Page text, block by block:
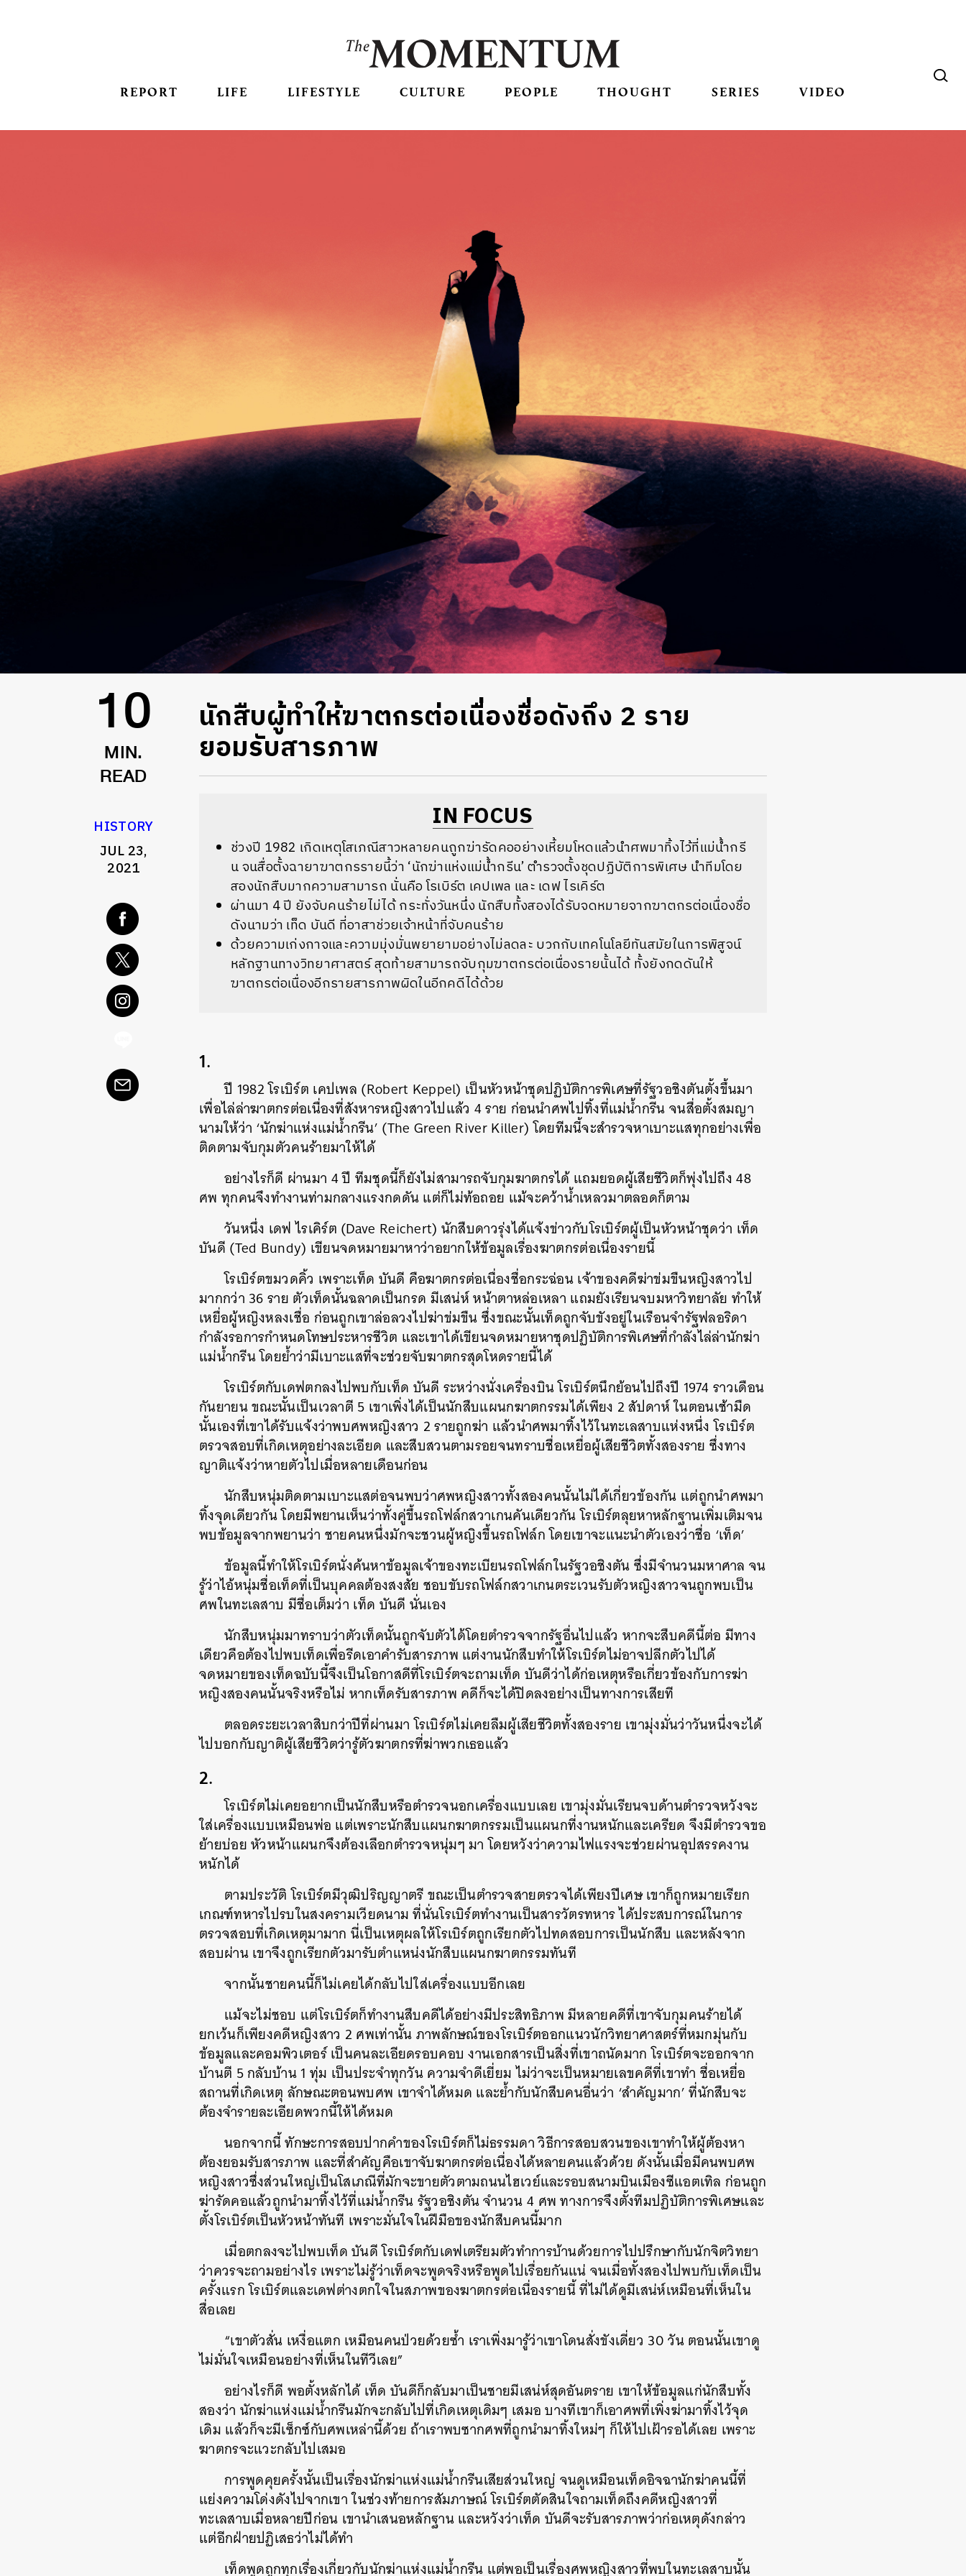
REPORT LIFE LIFESTYLE CULTURE PEOPLE THOUGHT SERIES VIDEO
10
MIN.
READ
HISTORY
JUL 23,
2021
นักสืบผู้ทำให้ฆาตกรต่อเนื่องชื่อดังถึง 2 ราย
ยอมรับสารภาพ
IN FOCUS
ช่วงปี 1982 เกิดเหตุโสเภณีสาวหลายคนถูกฆ่ารัดคออย่างเหี้ยมโหดแล้วนำศพมาทิ้งไว้ที่แม่น้ำกรี
น จนสื่อตั้งฉายาฆาตกรรายนี้ว่า ‘นักฆ่าแห่งแม่น้ำกรีน’ ตำรวจตั้งชุดปฏิบัติการพิเศษ นำทีมโดย
สองนักสืบมากความสามารถ นั่นคือ โรเบิร์ต เคปเพล และ เดฟ ไรเคิร์ต
ผ่านมา 4 ปี ยังจับคนร้ายไม่ได้ กระทั่งวันหนึ่ง นักสืบทั้งสองได้รับจดหมายจากฆาตกรต่อเนื่องชื่อ
ดังนามว่า เท็ด บันดี ที่อาสาช่วยเจ้าหน้าที่จับคนร้าย
ด้วยความเก่งกาจและความมุ่งมั่นพยายามอย่างไม่ลดละ บวกกับเทคโนโลยีทันสมัยในการพิสูจน์
หลักฐานทางวิทยาศาสตร์ สุดท้ายสามารถจับกุมฆาตกรต่อเนื่องรายนั้นได้ ทั้งยังกดดันให้
ฆาตกรต่อเนื่องอีกรายสารภาพผิดในอีกคดีได้ด้วย
1.
ปี 1982 โรเบิร์ต เคปเพล (Robert Keppel) เป็นหัวหน้าชุดปฏิบัติการพิเศษที่รัฐวอชิงตันตั้งขึ้นมา
เพื่อไล่ล่าฆาตกรต่อเนื่องที่สังหารหญิงสาวไปแล้ว 4 ราย ก่อนนำศพไปทิ้งที่แม่น้ำกรีน จนสื่อตั้งสมญา
นามให้ว่า ‘นักฆ่าแห่งแม่น้ำกรีน’ (The Green River Killer) โดยทีมนี้จะสำรวจหาเบาะแสทุกอย่างเพื่อ
ติดตามจับกุมตัวคนร้ายมาให้ได้
อย่างไรก็ดี ผ่านมา 4 ปี ทีมชุดนี้ก็ยังไม่สามารถจับกุมฆาตกรได้ แถมยอดผู้เสียชีวิตก็พุ่งไปถึง 48
ศพ ทุกคนจึงทำงานท่ามกลางแรงกดดัน แต่ก็ไม่ท้อถอย แม้จะคว้าน้ำเหลวมาตลอดก็ตาม
วันหนึ่ง เดฟ ไรเคิร์ต (Dave Reichert) นักสืบดาวรุ่งได้แจ้งข่าวกับโรเบิร์ตผู้เป็นหัวหน้าชุดว่า เท็ด
บันดี (Ted Bundy) เขียนจดหมายมาหาว่าอยากให้ข้อมูลเรื่องฆาตกรต่อเนื่องรายนี้
โรเบิร์ตขมวดคิ้ว เพราะเท็ด บันดี คือฆาตกรต่อเนื่องชื่อกระฉ่อน เจ้าของคดีฆ่าข่มขืนหญิงสาวไป
มากกว่า 36 ราย ตัวเท็ดนั้นฉลาดเป็นกรด มีเสน่ห์ หน้าตาหล่อเหลา แถมยังเรียนจบมหาวิทยาลัย ทำให้
เหยื่อผู้หญิงหลงเชื่อ ก่อนถูกเขาล่อลวงไปฆ่าข่มขืน ซึ่งขณะนั้นเท็ดถูกจับขังอยู่ในเรือนจำรัฐฟลอริดา
กำลังรอการกำหนดโทษประหารชีวิต และเขาได้เขียนจดหมายหาชุดปฏิบัติการพิเศษที่กำลังไล่ล่านักฆ่า
แม่น้ำกรีน โดยย้ำว่ามีเบาะแสที่จะช่วยจับฆาตกรสุดโหดรายนี้ได้
โรเบิร์ตกับเดฟตกลงไปพบกับเท็ด บันดี ระหว่างนั่งเครื่องบิน โรเบิร์ตนึกย้อนไปถึงปี 1974 ราวเดือน
กันยายน ขณะนั้นเป็นเวลาตี 5 เขาเพิ่งได้เป็นนักสืบแผนกฆาตกรรมได้เพียง 2 สัปดาห์ ในตอนเช้ามืด
นั้นเองที่เขาได้รับแจ้งว่าพบศพหญิงสาว 2 รายถูกฆ่า แล้วนำศพมาทิ้งไว้ในทะเลสาบแห่งหนึ่ง โรเบิร์ต
ตรวจสอบที่เกิดเหตุอย่างละเอียด และสืบสวนตามรอยจนทราบชื่อเหยื่อผู้เสียชีวิตทั้งสองราย ซึ่งทาง
ญาติแจ้งว่าหายตัวไปเมื่อหลายเดือนก่อน
นักสืบหนุ่มติดตามเบาะแสต่อจนพบว่าศพหญิงสาวทั้งสองคนนั้นไม่ได้เกี่ยวข้องกัน แต่ถูกนำศพมา
ทิ้งจุดเดียวกัน โดยมีพยานเห็นว่าทั้งคู่ขึ้นรถโฟล์กสวาเกนคันเดียวกัน โรเบิร์ตลุยหาหลักฐานเพิ่มเติมจน
พบข้อมูลจากพยานว่า ชายคนหนึ่งมักจะชวนผู้หญิงขึ้นรถโฟล์ก โดยเขาจะแนะนำตัวเองว่าชื่อ ‘เท็ด’
ข้อมูลนี้ทำให้โรเบิร์ตนั่งค้นหาข้อมูลเจ้าของทะเบียนรถโฟล์กในรัฐวอชิงตัน ซึ่งมีจำนวนมหาศาล จน
รู้ว่าไอ้หนุ่มชื่อเท็ดที่เป็นบุคคลต้องสงสัย ชอบขับรถโฟล์กสวาเกนตระเวนรับตัวหญิงสาวจนถูกพบเป็น
ศพในทะเลสาบ มีชื่อเต็มว่า เท็ด บันดี นั่นเอง
นักสืบหนุ่มมาทราบว่าตัวเท็ดนั้นถูกจับตัวได้โดยตำรวจจากรัฐอื่นไปแล้ว หากจะสืบคดีนี้ต่อ มีทาง
เดียวคือต้องไปพบเท็ดเพื่อรีดเอาคำรับสารภาพ แต่งานนักสืบทำให้โรเบิร์ตไม่อาจปลีกตัวไปได้
จดหมายของเท็ดฉบับนี้จึงเป็นโอกาสดีที่โรเบิร์ตจะถามเท็ด บันดีว่าได้ก่อเหตุหรือเกี่ยวข้องกับการฆ่า
หญิงสองคนนั้นจริงหรือไม่ หากเท็ดรับสารภาพ คดีก็จะได้ปิดลงอย่างเป็นทางการเสียที
ตลอดระยะเวลาสิบกว่าปีที่ผ่านมา โรเบิร์ตไม่เคยลืมผู้เสียชีวิตทั้งสองราย เขามุ่งมั่นว่าวันหนึ่งจะได้
ไปบอกกับญาติผู้เสียชีวิตว่ารู้ตัวฆาตกรที่ฆ่าพวกเธอแล้ว
2.
โรเบิร์ตไม่เคยอยากเป็นนักสืบหรือตำรวจนอกเครื่องแบบเลย เขามุ่งมั่นเรียนจบด้านตำรวจหวังจะ
ใส่เครื่องแบบเหมือนพ่อ แต่เพราะนักสืบแผนกฆาตกรรมเป็นแผนกที่งานหนักและเครียด จึงมีตำรวจขอ
ย้ายบ่อย หัวหน้าแผนกจึงต้องเลือกตำรวจหนุ่มๆ มา โดยหวังว่าความไฟแรงจะช่วยผ่านอุปสรรคงาน
หนักได้
ตามประวัติ โรเบิร์ตมีวุฒิปริญญาตรี ขณะเป็นตำรวจสายตรวจได้เพียงปีเศษ เขาก็ถูกหมายเรียก
เกณฑ์ทหารไปรบในสงครามเวียดนาม ที่นั่นโรเบิร์ตทำงานเป็นสารวัตรทหาร ได้ประสบการณ์ในการ
ตรวจสอบที่เกิดเหตุมามาก นี่เป็นเหตุผลให้โรเบิร์ตถูกเรียกตัวไปทดสอบการเป็นนักสืบ และหลังจาก
สอบผ่าน เขาจึงถูกเรียกตัวมารับตำแหน่งนักสืบแผนกฆาตกรรมทันที
จากนั้นชายคนนี้ก็ไม่เคยได้กลับไปใส่เครื่องแบบอีกเลย
แม้จะไม่ชอบ แต่โรเบิร์ตก็ทำงานสืบคดีได้อย่างมีประสิทธิภาพ มีหลายคดีที่เขาจับกุมคนร้ายได้
ยกเว้นก็เพียงคดีหญิงสาว 2 ศพเท่านั้น ภาพลักษณ์ของโรเบิร์ตออกแนวนักวิทยาศาสตร์ที่หมกมุ่นกับ
ข้อมูลและคอมพิวเตอร์ เป็นคนละเอียดรอบคอบ งานเอกสารเป็นสิ่งที่เขาถนัดมาก โรเบิร์ตจะออกจาก
บ้านตี 5 กลับบ้าน 1 ทุ่ม เป็นประจำทุกวัน ความจำดีเยี่ยม ไม่ว่าจะเป็นหมายเลขคดีที่เขาทำ ชื่อเหยื่อ
สถานที่เกิดเหตุ ลักษณะตอนพบศพ เขาจำได้หมด และย้ำกับนักสืบคนอื่นว่า ‘สำคัญมาก’ ที่นักสืบจะ
ต้องจำรายละเอียดพวกนี้ให้ได้หมด
นอกจากนี้ ทักษะการสอบปากคำของโรเบิร์ตก็ไม่ธรรมดา วิธีการสอบสวนของเขาทำให้ผู้ต้องหา
ต้องยอมรับสารภาพ และที่สำคัญคือเขาจับฆาตกรต่อเนื่องได้หลายคนแล้วด้วย ดังนั้นเมื่อมีคนพบศพ
หญิงสาวซึ่งส่วนใหญ่เป็นโสเภณีที่มักจะขายตัวตามถนนไฮเวย์และรอบสนามบินเมืองซีแอตเทิล ก่อนถูก
ฆ่ารัดคอแล้วถูกนำมาทิ้งไว้ที่แม่น้ำกรีน รัฐวอชิงตัน จำนวน 4 ศพ ทางการจึงตั้งทีมปฏิบัติการพิเศษและ
ตั้งโรเบิร์ตเป็นหัวหน้าทันที เพราะมั่นใจในฝีมือของนักสืบคนนี้มาก
เมื่อตกลงจะไปพบเท็ด บันดี โรเบิร์ตกับเดฟเตรียมตัวทำการบ้านด้วยการไปปรึกษากับนักจิตวิทยา
ว่าควรจะถามอย่างไร เพราะไม่รู้ว่าเท็ดจะพูดจริงหรือพูดไปเรื่อยกันแน่ จนเมื่อทั้งสองไปพบกับเท็ดเป็น
ครั้งแรก โรเบิร์ตและเดฟต่างตกใจในสภาพของฆาตกรต่อเนื่องรายนี้ ที่ไม่ได้ดูมีเสน่ห์เหมือนที่เห็นใน
สื่อเลย
“เขาตัวสั่น เหงื่อแตก เหมือนคนป่วยด้วยซ้ำ เราเพิ่งมารู้ว่าเขาโดนสั่งขังเดี่ยว 30 วัน ตอนนั้นเขาดู
ไม่มั่นใจเหมือนอย่างที่เห็นในทีวีเลย”
อย่างไรก็ดี พอตั้งหลักได้ เท็ด บันดีก็กลับมาเป็นชายมีเสน่ห์สุดอันตราย เขาให้ข้อมูลแก่นักสืบทั้ง
สองว่า นักฆ่าแห่งแม่น้ำกรีนมักจะกลับไปที่เกิดเหตุเดิมๆ เสมอ บางทีเขาก็เอาศพที่เพิ่งฆ่ามาทิ้งไว้จุด
เดิม แล้วก็จะมีเซ็กซ์กับศพเหล่านี้ด้วย ถ้าเราพบซากศพที่ถูกนำมาทิ้งใหม่ๆ ก็ให้ไปเฝ้ารอได้เลย เพราะ
ฆาตกรจะแวะกลับไปเสมอ
การพูดคุยครั้งนั้นเป็นเรื่องนักฆ่าแห่งแม่น้ำกรีนเสียส่วนใหญ่ จนดูเหมือนเท็ดอิจฉานักฆ่าคนนี้ที่
แย่งความโด่งดังไปจากเขา ในช่วงท้ายการสัมภาษณ์ โรเบิร์ตตัดสินใจถามเท็ดถึงคดีหญิงสาวที่
ทะเลสาบเมื่อหลายปีก่อน เขานำเสนอหลักฐาน และหวังว่าเท็ด บันดีจะรับสารภาพว่าก่อเหตุดังกล่าว
แต่อีกฝ่ายปฏิเสธว่าไม่ได้ทำ
เท็ดพูดถูกทุกเรื่องเกี่ยวกับนักฆ่าแห่งแม่น้ำกรีน แต่พอเป็นเรื่องศพหญิงสาวที่พบในทะเลสาบนั้น
ค้นหา
SHARE TWEET LINE EMAIL